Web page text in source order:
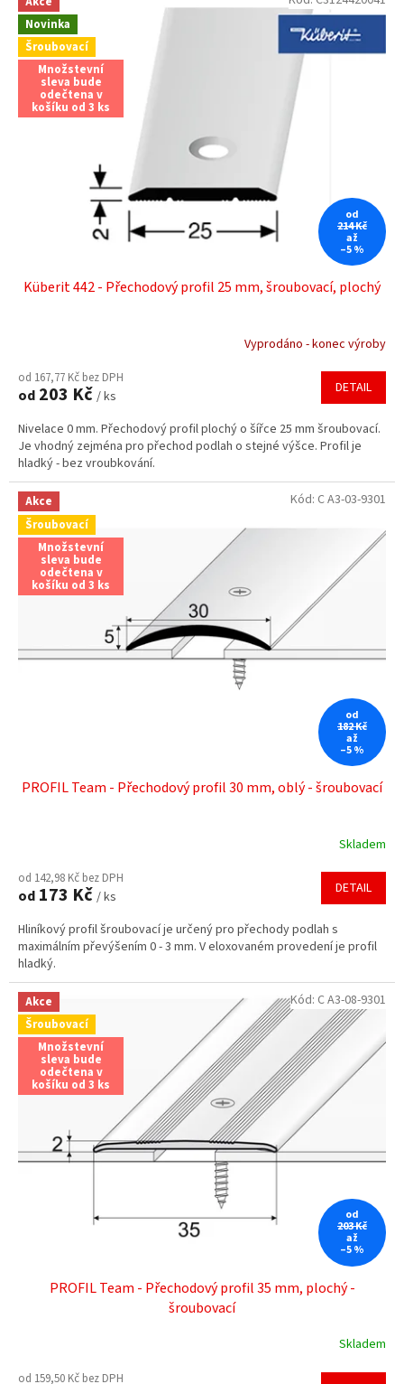
p Novinka
Šroubovací
Množstevní
sleva bude
odečtena v
košíku od 3 ks
od
214 Kč
až
–5 %
Küberit 442 - Přechodový profil 25 mm, šroubovací, plochý
Vyprodáno - konec výroby
od 167,77 Kč bez DPH
od 203 Kč / ks DETAIL
Nivelace 0 mm. Přechodový profil plochý o šířce 25 mm šroubovací.
Je vhodný zejména pro přechod podlah o stejné výšce. Profil je
hladký - bez vroubkování.
Akce
Šroubovací
Množstevní
sleva bude
odečtena v
košíku od 3 ks
od
182 Kč
až
–5 %
PROFIL Team - Přechodový profil 30 mm, oblý - šroubovací
Skladem
od 142,98 Kč bez DPH
od 173 Kč / ks DETAIL
Hliníkový profil šroubovací je určený pro přechody podlah s
maximálním převýšením 0 - 3 mm. V eloxovaném provedení je profil
hladký.
Kód: C A3-03-9301
Akce
Šroubovací
Množstevní
sleva bude
odečtena v
košíku od 3 ks
od
203 Kč
až
–5 %
PROFIL Team - Přechodový profil 35 mm, plochý -
šroubovací
Skladem
od 159,50 Kč bez DPH
Kód: C A3-08-9301